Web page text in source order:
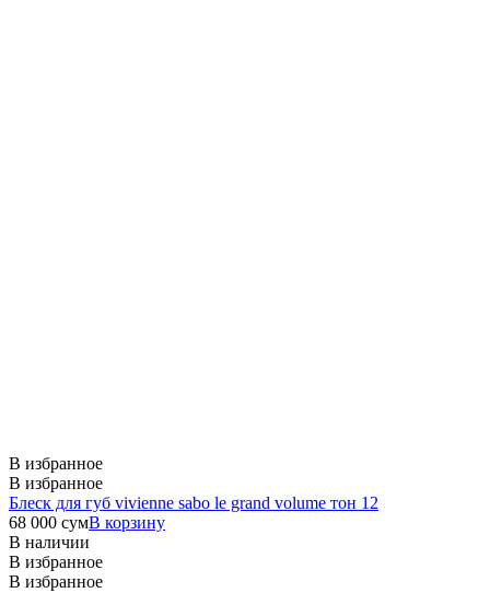
В избранное
В избранное
Блеск для губ vivienne sabo le grand volume тон 12
68 000 сумВ корзину
В наличии
В избранное
В избранное